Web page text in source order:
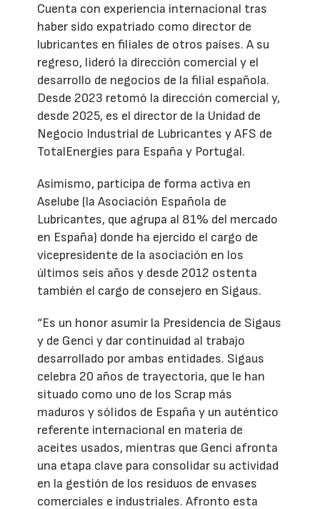
Cuenta con experiencia internacional tras
haber sido expatriado como director de
lubricantes en filiales de otros países. A su
regreso, lideró la dirección comercial y el
desarrollo de negocios de la filial española.
Desde 2023 retomó la dirección comercial y,
desde 2025, es el director de la Unidad de
Negocio Industrial de Lubricantes y AFS de
TotalEnergies para España y Portugal.
Asimismo, participa de forma activa en
Aselube (la Asociación Española de
Lubricantes, que agrupa al 81% del mercado
en España) donde ha ejercido el cargo de
vicepresidente de la asociación en los
últimos seis años y desde 2012 ostenta
también el cargo de consejero en Sigaus.
“Es un honor asumir la Presidencia de Sigaus
y de Genci y dar continuidad al trabajo
desarrollado por ambas entidades. Sigaus
celebra 20 años de trayectoria, que le han
situado como uno de los Scrap más
maduros y sólidos de España y un auténtico
referente internacional en materia de
aceites usados, mientras que Genci afronta
una etapa clave para consolidar su actividad
en la gestión de los residuos de envases
comerciales e industriales. Afronto esta